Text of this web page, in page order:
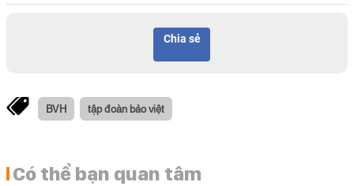
Chia sẻ
BVH tập đoàn bảo việt
Có thể bạn quan tâm